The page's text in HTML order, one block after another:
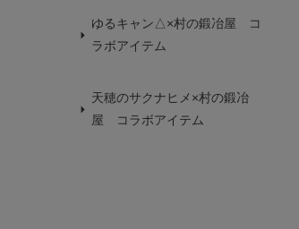
ゆるキャン△×村の鍛冶屋 コ
ラボアイテム
天穂のサクナヒメ×村の鍛冶
屋 コラボアイテム